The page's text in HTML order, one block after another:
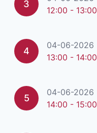
3
12:00 - 13:00
4
04-06-2026
13:00 - 14:00
5
04-06-2026
14:00 - 15:00